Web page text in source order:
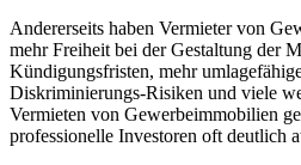
Andererseits haben Vermieter von
mehr Freiheit bei der Gestaltung der
Kündigungsfristen, mehr
Diskriminierungs-Risiken und viele
Vermieten von Gewerbeimmobilien
professionelle Investoren oft deutlich